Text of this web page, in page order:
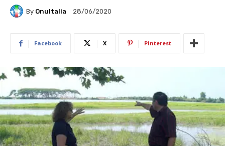
By OnuItalia 28/06/2020
Facebook X Pinterest